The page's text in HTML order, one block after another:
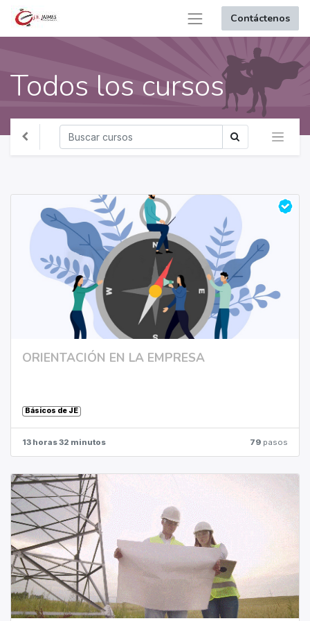
Contáctenos
Todos los cursos
ORIENTACIÓN EN LA EMPRESA
Básicos de JE
13 horas 32 minutos 79 pasos